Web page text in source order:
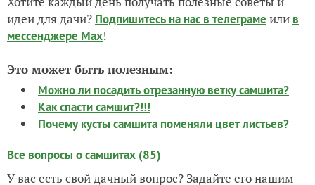
идеи для дачи? Подпишитесь на нас в телеграме или в
мессенджере Max!
Это может быть полезным:
Можно ли посадить отрезанную ветку самшита?
Как спасти самшит?!!!
Почему кусты самшита поменяли цвет листьев?
Все вопросы о самшитах (85)
У вас есть свой дачный вопрос? Задайте его нашим